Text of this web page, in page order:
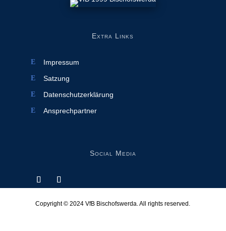
Extra Links
Impressum
Satzung
Datenschutzerklärung
Ansprechpartner
Social Media
Copyright © 2024 VfB Bischofswerda. All rights reserved.